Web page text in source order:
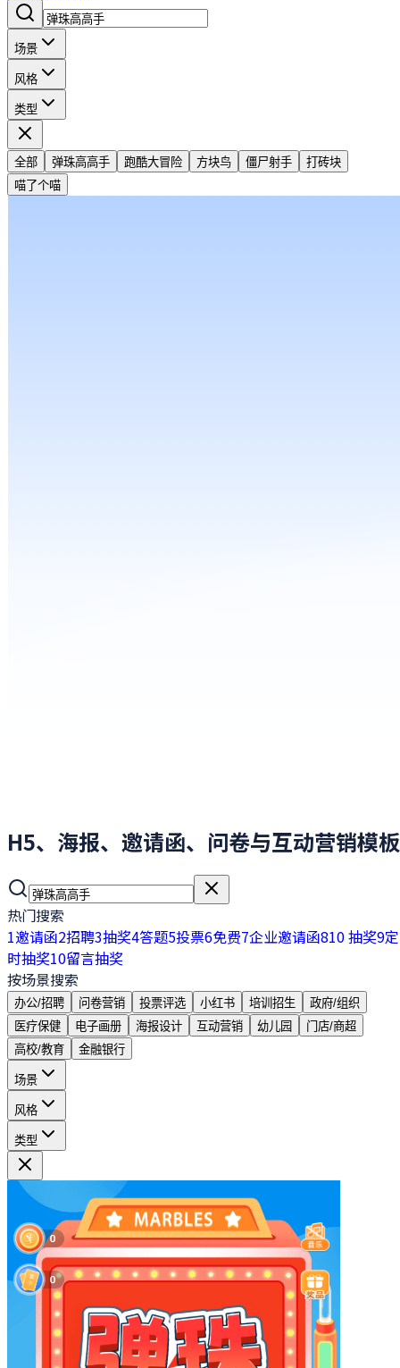
场景
风格
类型
全部 弹珠高高手 跑酷大冒险 方块鸟 僵尸射手
打砖块
喵了个喵
H5、海报、邀请函、问卷与互动营销模板
热门搜索
1邀请函2招聘3抽奖4答题5投票6免费7企业邀请函810 抽奖9定
时抽奖10留言抽奖
按场景搜索
办公/招聘 问卷营销 投票评选 小红书 培训招生
政府/组织
医疗保健
电子画册 海报设计 互动营销 幼儿园
门店/商超
高校/教育
金融银行
场景
风格
类型